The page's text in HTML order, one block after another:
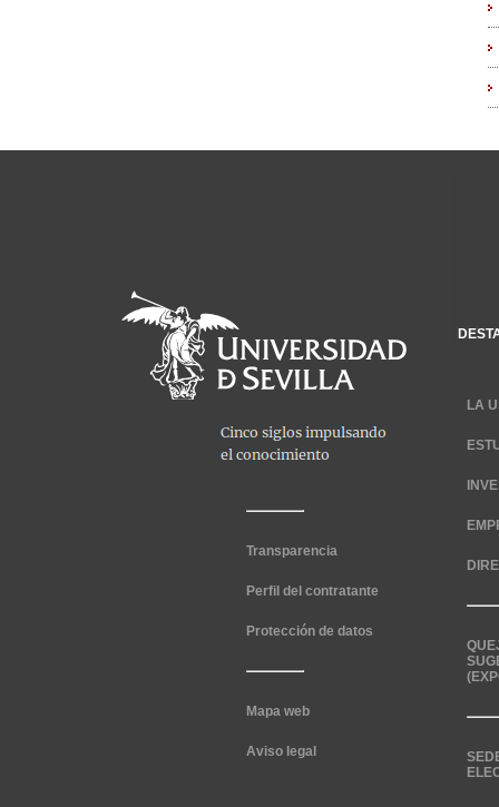
Transparencia
Perfil del contratante
Protección de datos
Mapa web
Aviso legal
LA